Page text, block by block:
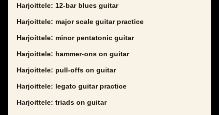
Harjoittele: 12-bar blues guitar
Harjoittele: major scale guitar practice
Harjoittele: minor pentatonic guitar
Harjoittele: hammer-ons on guitar
Harjoittele: pull-offs on guitar
Harjoittele: legato guitar practice
Harjoittele: triads on guitar